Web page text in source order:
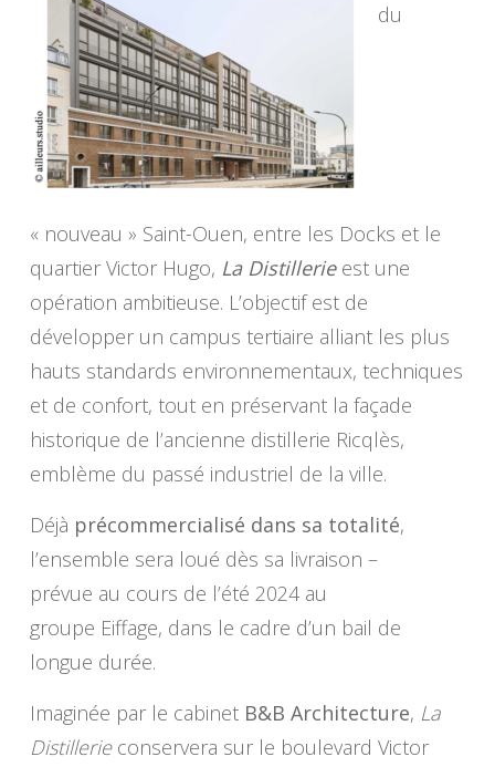
du
« nouveau » Saint-Ouen, entre les Docks et le
quartier Victor Hugo, La Distillerieest une
opération ambitieuse. L’objectif est de
développer un campus tertiaire alliant les plus
hauts standards environnementaux, techniques
et de confort, tout en préservant la façade
historique de l’ancienne distillerie Ricqlès,
emblème du passé industriel de la ville.
Déjà précommercialisé dans sa totalité,
l’ensemble sera loué dès sa livraison –
prévue au cours de l’été 2024 au
groupe Eiffage, dans le cadre d’un bail de
longue durée.
Imaginée par le cabinet B&B Architecture, La
Distillerieconservera sur le boulevard Victor